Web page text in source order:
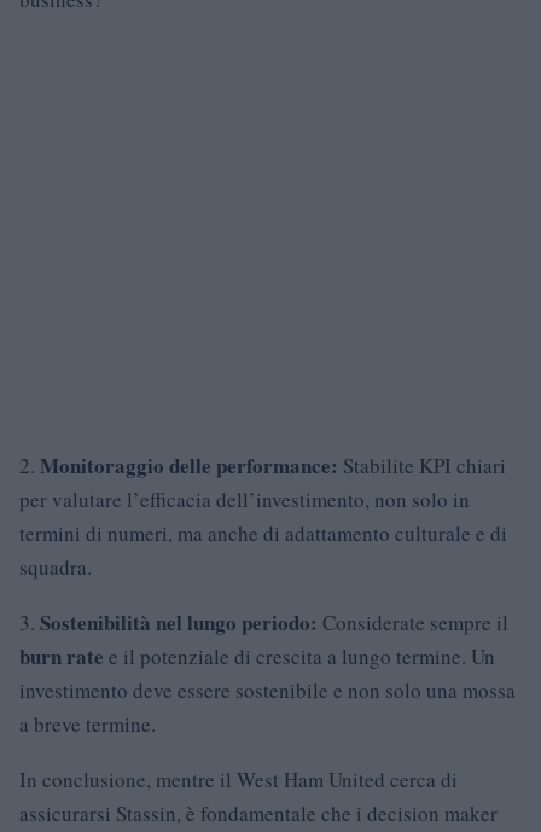
2. Monitoraggio delle performance: Stabilite KPI chiari
per valutare l’efficacia dell’investimento, non solo in
termini di numeri, ma anche di adattamento culturale e di
squadra.
3. Sostenibilità nel lungo periodo: Considerate sempre il
burn rate e il potenziale di crescita a lungo termine. Un
investimento deve essere sostenibile e non solo una mossa
a breve termine.
In conclusione, mentre il West Ham United cerca di
assicurarsi Stassin, è fondamentale che i decision maker